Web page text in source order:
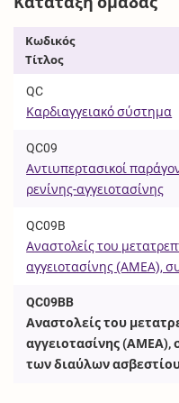
Κωδικός
Τίτλος
QC
Καρδιαγγειακό σύστημα
QC09
Αντιυπερτασικοί
ρενίνης-αγγειοτασίνης
QC09B
Αναστολείς του
αγγειοτασίνης (ΑΜΕΑ),
QC09BB
Αναστολείς του
αγγειοτασίνης (ΑΜΕΑ),
των διαύλων